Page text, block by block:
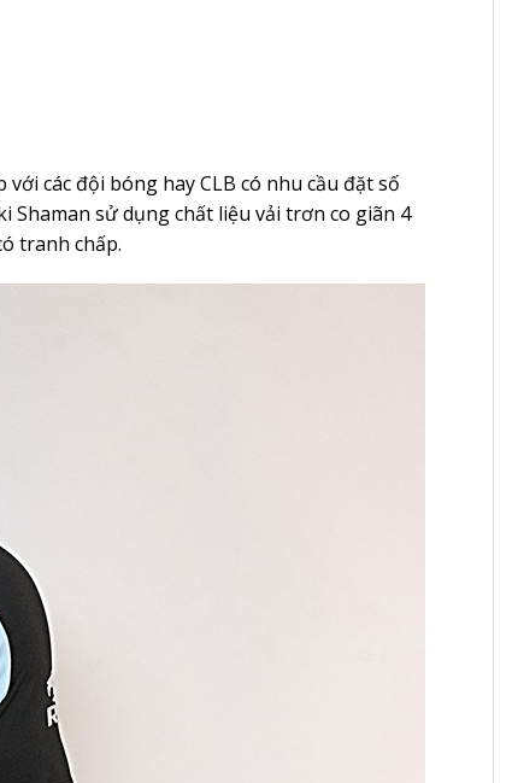
các đội bóng hay CLB có nhu cầu đặt số
Shaman sử dụng chất liệu vải trơn co giãn 4
tranh chấp.